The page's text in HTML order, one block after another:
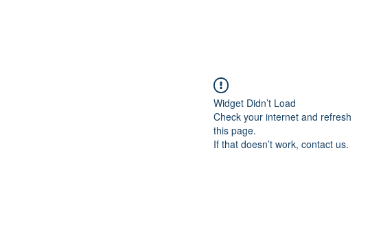
Widget Didn’t Load
Check your internet and refresh
this page.
If that doesn’t work, contact us.